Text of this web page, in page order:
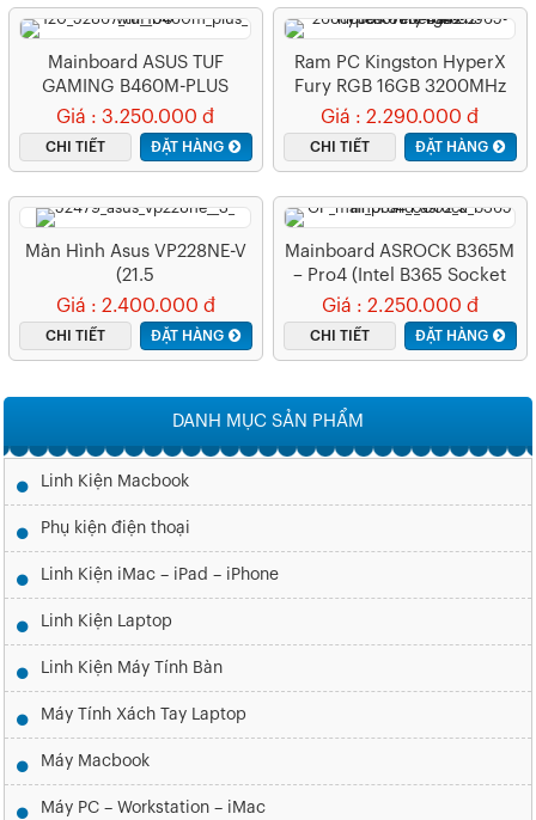
Mainboard ASUS TUF
GAMING B460M-PLUS
(WIFI)
Giá : 3.250.000 đ
CHI TIẾT ĐẶT HÀNG
Ram PC Kingston HyperX
Fury RGB 16GB 3200MHz
DDR4 (Kit 2x8GB)
HX432C16FB3AK2/16
Giá : 2.290.000 đ
CHI TIẾT ĐẶT HÀNG
Màn Hình Asus VP228NE-V
(21.5
Inch/FHD/200cd/m²/DVI+V
GA/60Hz/1ms)
Giá : 2.400.000 đ
CHI TIẾT ĐẶT HÀNG
Mainboard ASROCK B365M
– Pro4 (Intel B365 Socket
1151 M-ATX 4 Khe RAM
DDR4)
Giá : 2.250.000 đ
CHI TIẾT ĐẶT HÀNG
DANH MỤC SẢN PHẨM
Linh Kiện Macbook
Phụ kiện điện thoại
Linh Kiện iMac – iPad – iPhone
Linh Kiện Laptop
Linh Kiện Máy Tính Bàn
Máy Tính Xách Tay Laptop
Máy Macbook
Máy PC – Workstation – iMac